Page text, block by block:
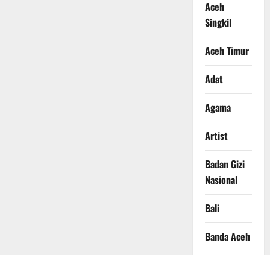
Aceh
Singkil
Aceh Timur
Adat
Agama
Artist
Badan Gizi
Nasional
Bali
Banda Aceh